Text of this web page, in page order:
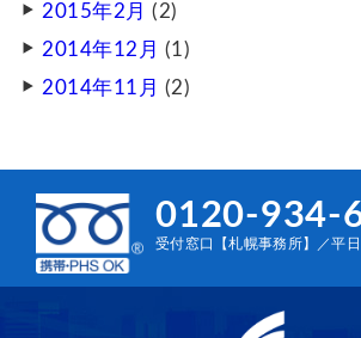
2015年2月 (2)
2014年12月 (1)
2014年11月 (2)
0120-934-
受付窓口【札幌事務所】／平